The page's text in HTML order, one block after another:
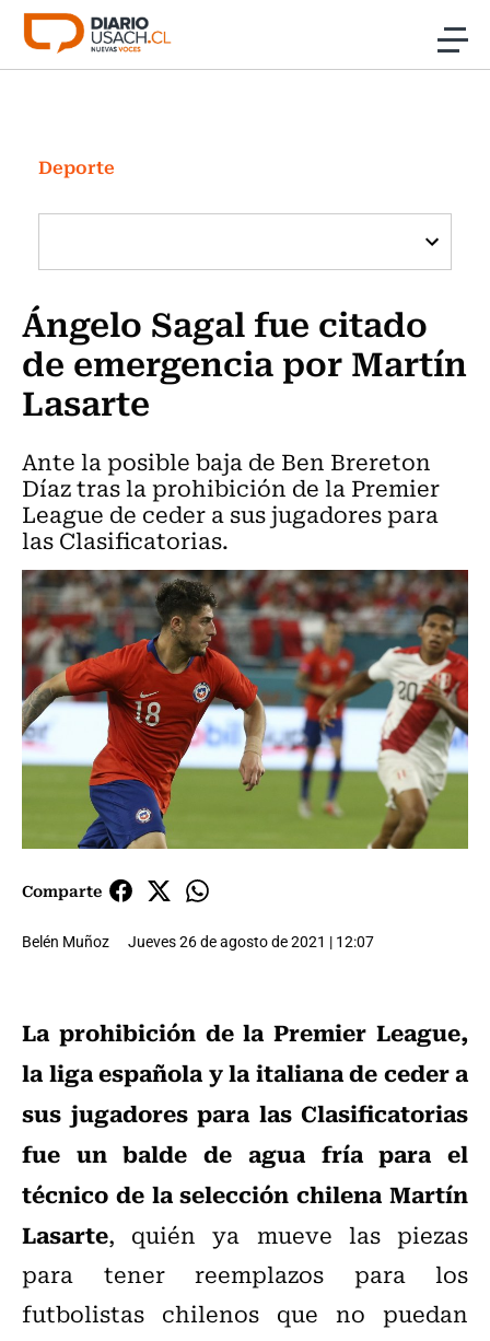
Click acá para ir directamente al contenido
Investigación
Cultura
Programas Radio y TV Usach
Deporte
Ángelo Sagal fue citado
de emergencia por Martín
Lasarte
Ante la posible baja de Ben Brereton
Díaz tras la prohibición de la Premier
League de ceder a sus jugadores para
las Clasificatorias.
Comparte
Belén Muñoz Jueves 26 de agosto de 2021 | 12:07
La prohibición de la Premier League,
la liga española y la italiana de ceder a
sus jugadores para las Clasificatorias
fue un balde de agua fría para el
técnico de la selección chilena Martín
Lasarte, quién ya mueve las piezas
para tener reemplazos para los
futbolistas chilenos que no puedan